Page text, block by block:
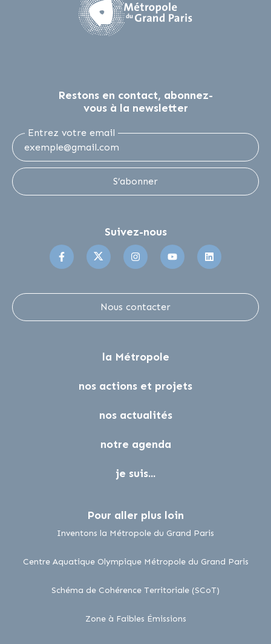
Restons en contact, abonnez-
vous à la newsletter
Entrez votre email
S’abonner
Suivez-nous
Suivez-nous sur Facebook
Suivez-nous sur Twitter
Suivez-nous surSuivez-nous sur
Nous contacter
la Métropole
nos actions et projets
nos actualités
notre agenda
je suis...
Pour aller plus loin
Inventons la Métropole du Grand Paris
Centre Aquatique Olympique Métropole du Grand Parislien
Schéma de Cohérence Territoriale (SCoT)
Zone à Faibles Émissionslien externe